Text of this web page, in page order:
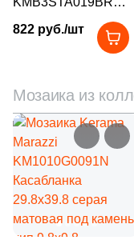
LV Granito (11)
La Fabbrica ( 19)
La Fenice (57 )
La Platera (85)
Laminam (398)
Laminam Russia (
LandDecor ( 41)
14.5x60 бежевый /
серый матовый
мозаику
822 руб./шт
Мозаика из